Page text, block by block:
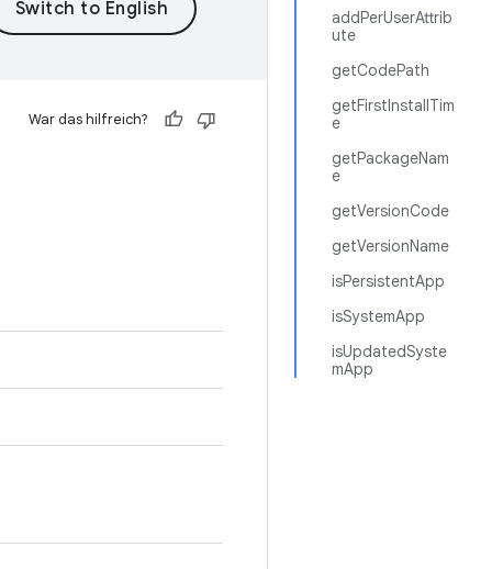
addPerUserAttrib
ute
getCodePath
getFirstInstallTim
e
getPackageNam
e
getVersionCode
getVersionName
isPersistentApp
isSystemApp
isUpdatedSyste
mApp
War das hilfreich?